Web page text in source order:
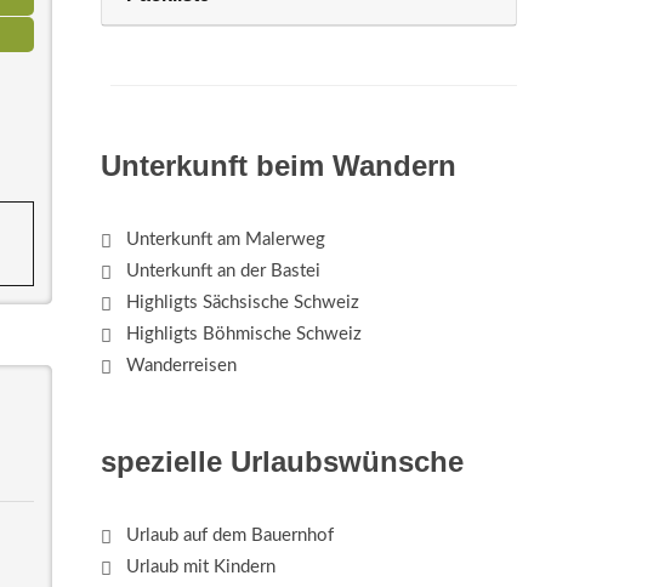
Unterkunft beim Wandern
Unterkunft am Malerweg
Unterkunft an der Bastei
Highligts Sächsische Schweiz
Highligts Böhmische Schweiz
Wanderreisen
spezielle Urlaubswünsche
Urlaub auf dem Bauernhof
Urlaub mit Kindern